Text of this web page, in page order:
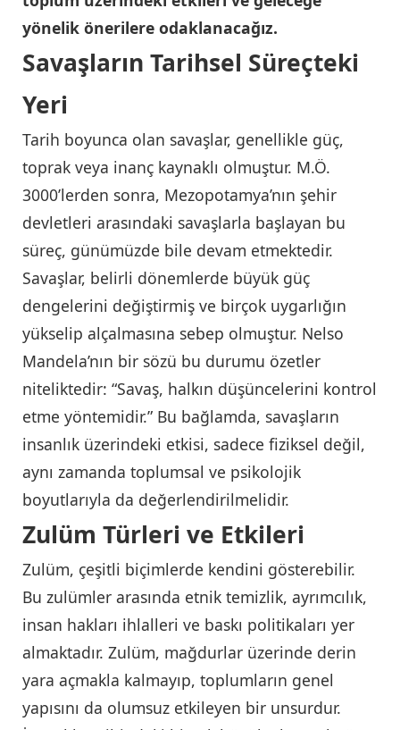
yönelik önerilere odaklanacağız.
Savaşların Tarihsel Süreçteki
Yeri
Tarih boyunca olan savaşlar, genellikle güç,
toprak veya inanç kaynaklı olmuştur. M.Ö.
3000’lerden sonra, Mezopotamya’nın şehir
devletleri arasındaki savaşlarla başlayan bu
süreç, günümüzde bile devam etmektedir.
Savaşlar, belirli dönemlerde büyük güç
dengelerini değiştirmiş ve birçok uygarlığın
yükselip alçalmasına sebep olmuştur. Nelso
Mandela’nın bir sözü bu durumu özetler
niteliktedir: “Savaş, halkın düşüncelerini kontrol
etme yöntemidir.” Bu bağlamda, savaşların
insanlık üzerindeki etkisi, sadece fiziksel değil,
aynı zamanda toplumsal ve psikolojik
boyutlarıyla da değerlendirilmelidir.
Zulüm Türleri ve Etkileri
Zulüm, çeşitli biçimlerde kendini gösterebilir.
Bu zulümler arasında etnik temizlik, ayrımcılık,
insan hakları ihlalleri ve baskı politikaları yer
almaktadır. Zulüm, mağdurlar üzerinde derin
yara açmakla kalmayıp, toplumların genel
yapısını da olumsuz etkileyen bir unsurdur.